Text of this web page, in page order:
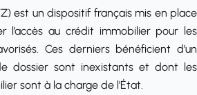
est un dispositif français mis en place
l’accès au crédit immobilierpour les
Ces derniers bénéficient d’un
dossier sont inexistants et dont les
sont à la charge de l'État.